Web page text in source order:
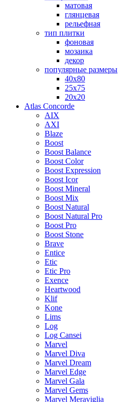
матовая
глянцевая
рельефная
тип плитки
фоновая
мозаика
декор
популярные размеры
40х80
25х75
20х20
Atlas Concorde
AIX
AXI
Blaze
Boost
Boost Balance
Boost Color
Boost Expression
Boost Icor
Boost Mineral
Boost Mix
Boost Natural
Boost Natural Pro
Boost Pro
Boost Stone
Brave
Entice
Etic
Etic Pro
Exence
Heartwood
Klif
Kone
Lims
Log
Log Cansei
Marvel
Marvel Diva
Marvel Dream
Marvel Edge
Marvel Gala
Marvel Gems
Marvel Meraviglia